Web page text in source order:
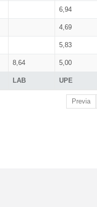
LAB UPE
6,94
4,69
5,83
8,64 5,00
Previa